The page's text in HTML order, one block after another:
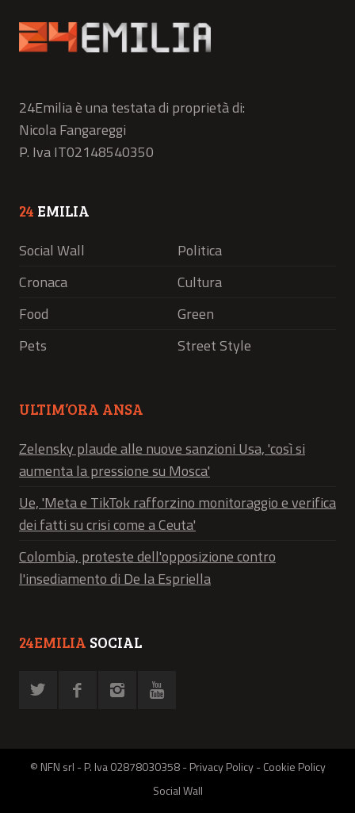
24Emilia è una testata di proprietà di:
Nicola Fangareggi
P. Iva IT02148540350
24 EMILIA
Social Wall
Politica
Cronaca
Cultura
Food
Green
Pets
Street Style
ULTIM’ORA ANSA
Zelensky plaude alle nuove sanzioni Usa, 'così si
aumenta la pressione su Mosca'
Ue, 'Meta e TikTok rafforzino monitoraggio e verifica
dei fatti su crisi come a Ceuta'
Colombia, proteste dell'opposizione contro
l'insediamento di De la Espriella
24EMILIA SOCIAL
© NFN srl - P. Iva 02878030358 -Privacy Policy-Cookie Policy
Social Wall